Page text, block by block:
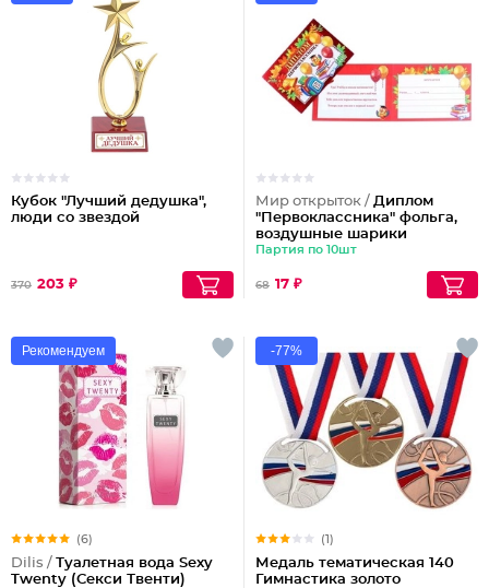
Кубок "Лучший дедушка",
люди со звездой
370 203 ₽
Мир открыток / Диплом
"Первоклассника" фольга,
воздушные шарики
Партия по 10шт
68 17 ₽
Рекомендуем
(6)
Dilis / Туалетная вода Sexy
Twenty (Секси Твенти)
-77%
(1)
Медаль тематическая 140
Гимнастика золото